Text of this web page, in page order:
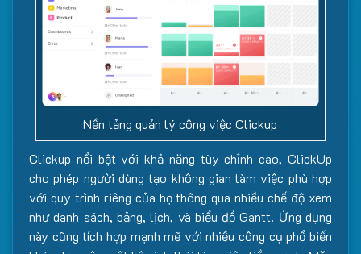
Nền tảng quản lý công việc Clickup
Clickup nổi bật với khả năng tùy chỉnh cao, ClickUp
cho phép người dùng tạo không gian làm việc phù hợp
với quy trình riêng của họ thông qua nhiều chế độ xem
như danh sách, bảng, lịch, và biểu đồ Gantt. Ứng dụng
này cũng tích hợp mạnh mẽ với nhiều công cụ phổ biến